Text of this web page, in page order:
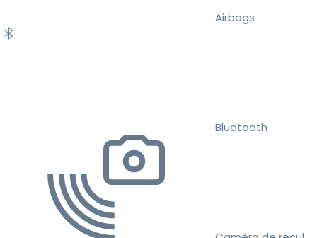
Airbags
Bluetooth